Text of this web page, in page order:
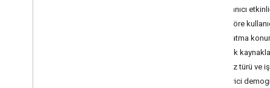
Kullanıcı
İle göre
Oynatma
Trafik
Cihaz türü ve
İzleyici